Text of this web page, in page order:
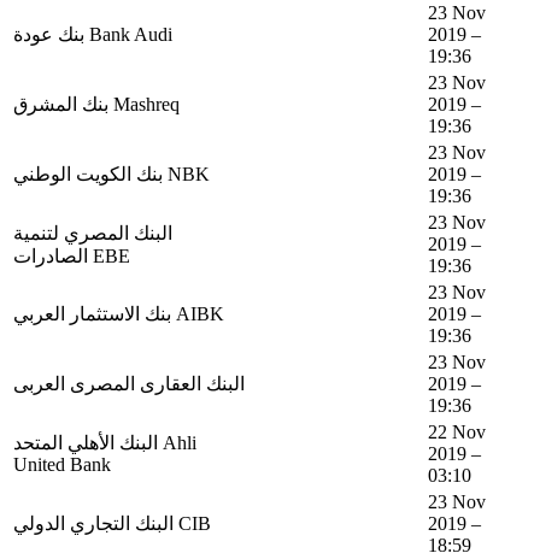
بنك عودة Bank Audi
23 Nov
2019 –
19:36
بنك المشرق Mashreq
23 Nov
2019 –
19:36
بنك الكويت الوطني NBK
23 Nov
2019 –
19:36
البنك المصري لتنمية
الصادرات EBE
23 Nov
2019 –
19:36
بنك الاستثمار العربي AIBK
23 Nov
2019 –
19:36
البنك العقارى المصرى العربى
23 Nov
2019 –
19:36
البنك الأهلي المتحد Ahli
United Bank
22 Nov
2019 –
03:10
البنك التجاري الدولي CIB
23 Nov
2019 –
18:59